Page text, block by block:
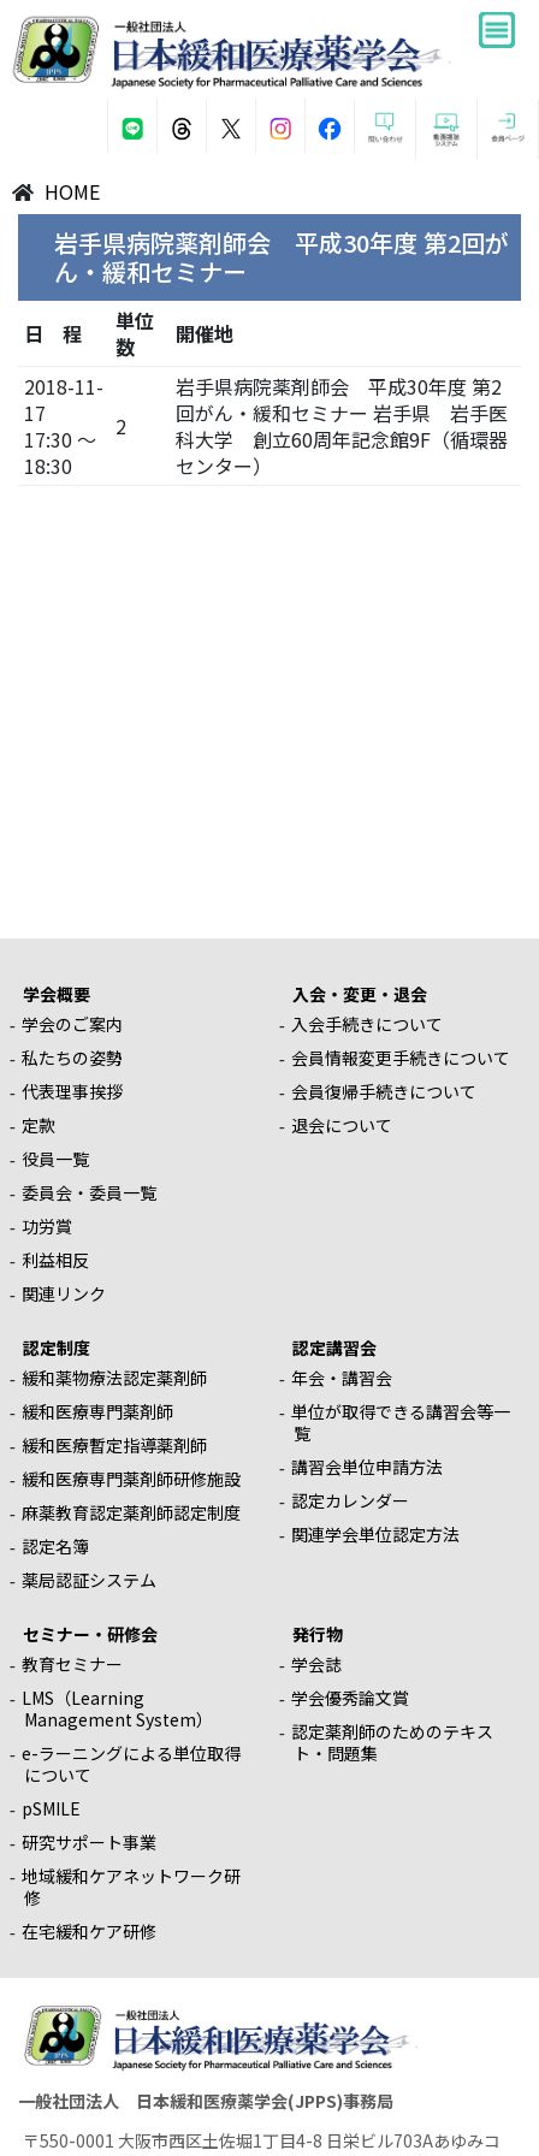
HOME
岩手県病院薬剤師会 平成30年度 第2回が
ん・緩和セミナー
日 程
単位
数
開催地
2018-11-
17
17:30 ～
18:30
2
岩手県病院薬剤師会 平成30年度 第2
回がん・緩和セミナー 岩手県 岩手医
科大学 創立60周年記念館9F（循環器
センター）
学会概要
学会のご案内
私たちの姿勢
代表理事挨拶
定款
役員一覧
委員会・委員一覧
功労賞
利益相反
関連リンク
入会・変更・退会
入会手続きについて
会員情報変更手続きについて
会員復帰手続きについて
退会について
認定制度
緩和薬物療法認定薬剤師
緩和医療専門薬剤師
緩和医療暫定指導薬剤師
緩和医療専門薬剤師研修施設
麻薬教育認定薬剤師認定制度
認定名簿
薬局認証システム
認定講習会
年会・講習会
単位が取得できる講習会等一
覧
講習会単位申請方法
認定カレンダー
関連学会単位認定方法
セミナー・研修会
教育セミナー
LMS（Learning
Management System）
e-ラーニングによる単位取得
について
pSMILE
研究サポート事業
地域緩和ケアネットワーク研
修
在宅緩和ケア研修
発行物
学会誌
学会優秀論文賞
認定薬剤師のためのテキス
ト・問題集
一般社団法人 日本緩和医療薬学会(JPPS)事務局
〒550-0001 大阪市西区土佐堀1丁目4-8 日栄ビル703Aあゆみコ